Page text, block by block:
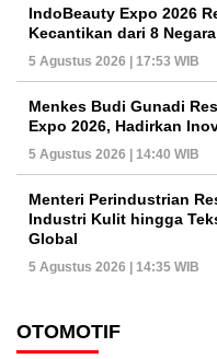
IndoBeauty Expo 2026
Kecantikan dari 8
5 Agustus 2026 | 17:53 WIB
Menkes Budi Gunadi
Expo 2026, Hadirkan
5 Agustus 2026 | 14:40 WIB
Menteri Perindustrian
Industri Kulit hingga
Global
5 Agustus 2026 | 14:35 WIB
OTOMOTIF